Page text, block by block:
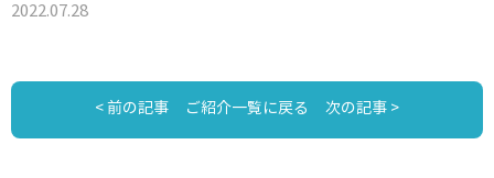
2022.07.28
< 前の記事 ご紹介一覧に戻る 次の記事 >